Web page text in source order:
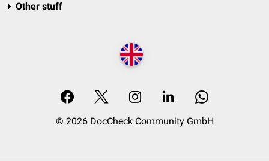
Other stuff
© 2026 DocCheck Community GmbH